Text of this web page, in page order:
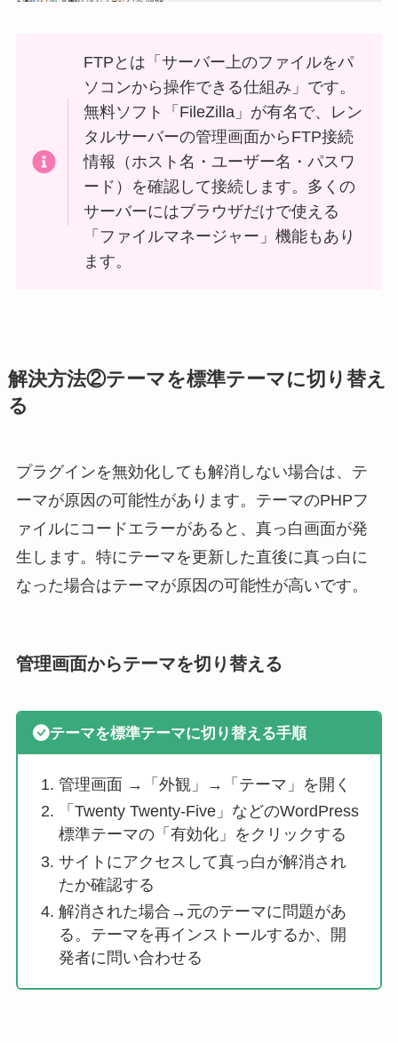
FTPとは「サーバー上のファイルをパ
ソコンから操作できる仕組み」です。
無料ソフト「FileZilla」が有名で、レン
タルサーバーの管理画面からFTP接続
情報（ホスト名・ユーザー名・パスワ
ード）を確認して接続します。多くの
サーバーにはブラウザだけで使える
「ファイルマネージャー」機能もあり
ます。
解決方法②テーマを標準テーマに切り替え
る
プラグインを無効化しても解消しない場合は、テ
ーマが原因の可能性があります。テーマのPHPフ
ァイルにコードエラーがあると、真っ白画面が発
生します。特にテーマを更新した直後に真っ白に
なった場合はテーマが原因の可能性が高いです。
管理画面からテーマを切り替える
テーマを標準テーマに切り替える手順
管理画面 →「外観」→「テーマ」を開く
「Twenty Twenty-Five」などのWordPress
標準テーマの「有効化」をクリックする
サイトにアクセスして真っ白が解消され
たか確認する
解消された場合→元のテーマに問題があ
る。テーマを再インストールするか、開
発者に問い合わせる